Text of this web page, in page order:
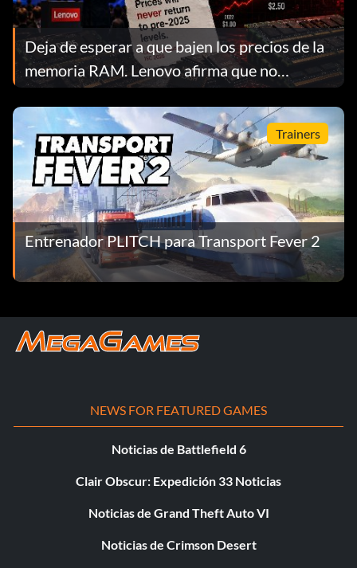
Deja de esperar a que bajen los precios de la
memoria RAM. Lenovo afirma que no
volverán a bajar.
Trainers
Entrenador PLITCH para Transport Fever 2
NEWS FOR FEATURED GAMES
Noticias de Battlefield 6
Clair Obscur: Expedición 33 Noticias
Noticias de Grand Theft Auto VI
Noticias de Crimson Desert